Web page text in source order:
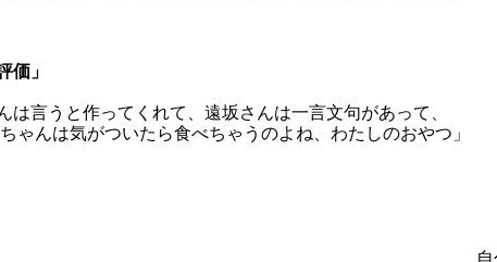
価」
言うと作ってくれて、遠坂さんは一言文句があって、
気がついたら食べちゃうのよね、わたしのおやつ」